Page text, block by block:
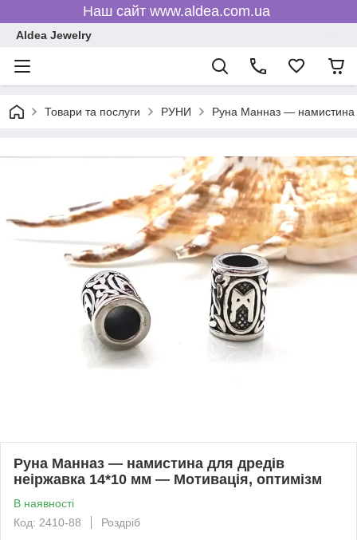
Наш сайт www.aldea.com.ua
Aldea Jewelry
Товари та послуги РУНИ Руна Манназ — намистина
Руна Манназ — намистина для дредів
неіржавка 14*10 мм — Мотивація, оптимізм
В наявності
Код: 2410-88
Роздріб